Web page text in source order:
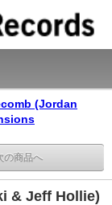
(Jordan
の商品へ
& Jeff Hollie)